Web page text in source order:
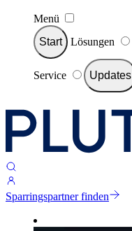
Menü
Start
Lösungen
Service Updates
Sparringspartner finden